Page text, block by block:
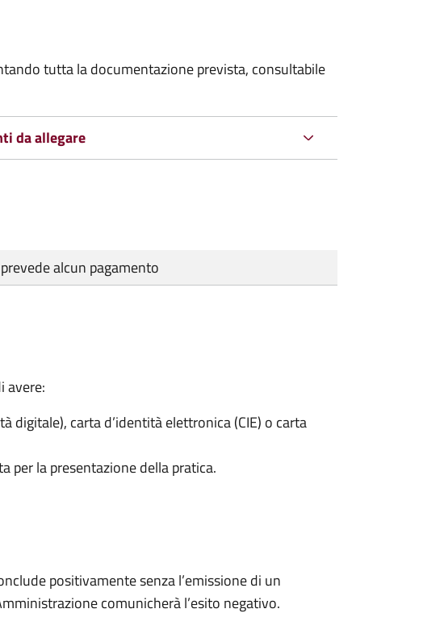
tutta la documentazione prevista, consultabile
da allegare
alcun pagamento
avere:
digitale), carta d’identità elettronica (CIE) o carta
per la presentazione della pratica.
positivamente senza l’emissione di un
comunicherà l’esito negativo.